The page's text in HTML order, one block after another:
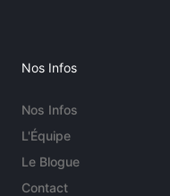
Nos Infos
Nos Infos
L'Équipe
Le Blogue
Contact